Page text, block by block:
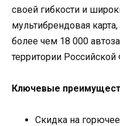
своей гибкости и
мультибрендовая
более чем 18 000
территории
Ключевые
Скидка на